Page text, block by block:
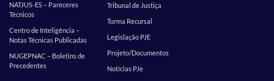
NATJUS-ES – Pareceres
Técnicos
Centro de Inteligência –
Notas Técnicas Publicadas
NUGEPNAC – Boletins de
Precedentes
Tribunal de Justiça
Turma Recursal
Legislação PJE
Projeto/Documentos
Notícias PJe